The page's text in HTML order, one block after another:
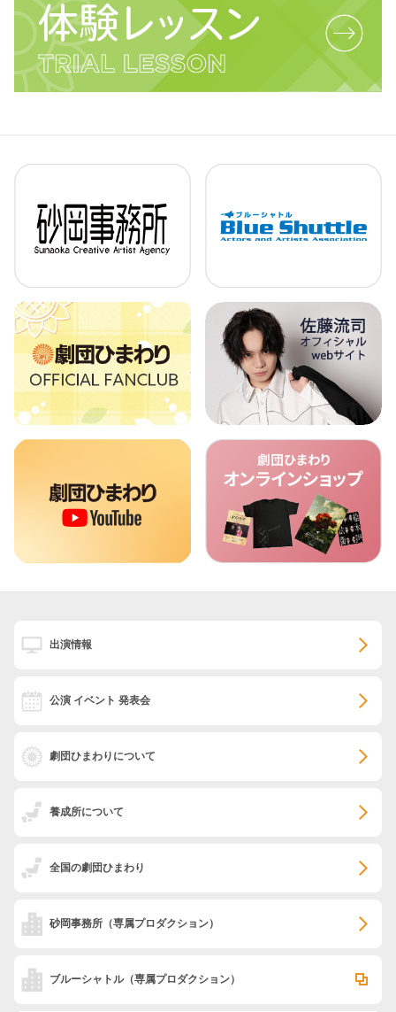
出演情報
公演 イベント 発表会
劇団ひまわりについて
養成所について
全国の劇団ひまわり
砂岡事務所 （専属プロダクション）
ブルーシャトル（専属プロダクション）